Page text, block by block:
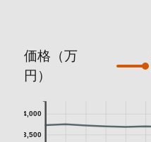
価格（万
円）
3,500
4,000